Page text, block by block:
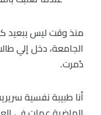
منذ وقت ليس ببعيد
الجامعة، دخل إلي
دُمرت.
أنا طبيبة نفسية